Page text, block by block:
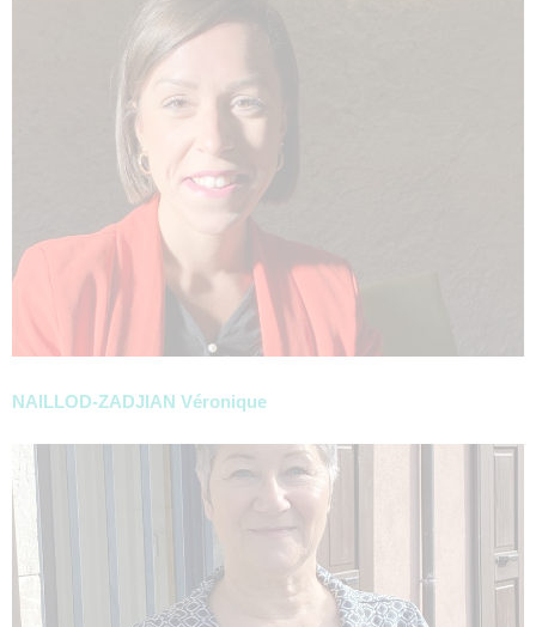
NAILLOD-ZADJIAN Véronique